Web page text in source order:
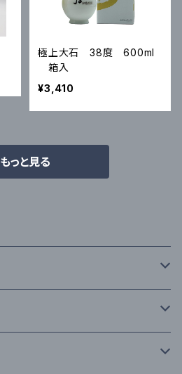
極上大石 38度 600ml
箱入
¥3,410
もっと見る